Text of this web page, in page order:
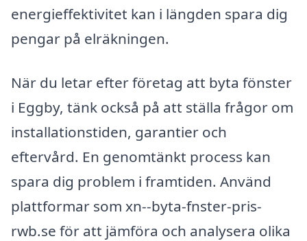
energieffektivitet kan i längden spara dig
pengar på elräkningen.
När du letar efter företag att byta fönster
i Eggby, tänk också på att ställa frågor om
installationstiden, garantier och
eftervård. En genomtänkt process kan
spara dig problem i framtiden. Använd
plattformar som xn--byta-fnster-pris-
rwb.se för att jämföra och analysera olika